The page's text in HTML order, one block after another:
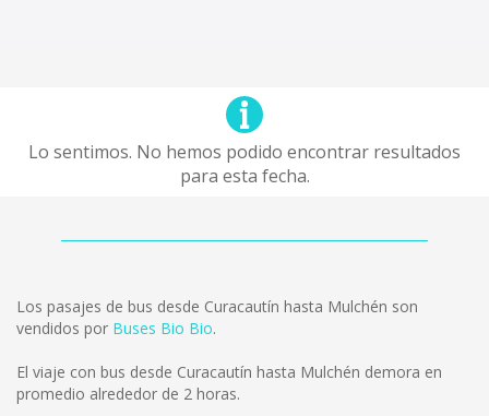
Lo sentimos. No hemos podido encontrar resultados
para esta fecha.
Los pasajes de bus desde Curacautín hasta Mulchén son
vendidos por Buses Bio Bio.
El viaje con bus desde Curacautín hasta Mulchén demora en
promedio alrededor de 2 horas.